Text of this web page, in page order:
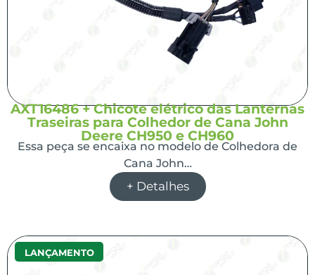
AXT16486 + Chicote elétrico das Lanternas
Traseiras para Colhedor de Cana John
Deere CH950 e CH960
Essa peça se encaixa no modelo de Colhedora de
Cana John…
+ Detalhes
LANÇAMENTO